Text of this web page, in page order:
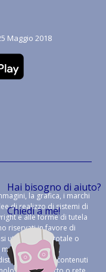
Hai bisogno di aiuto?
Chiedi a me!
Maggio 2018
la grafica, i marchi
di realizzo di sistemi di
e alle forme di tutela
riservati in favore di
utilizzazione, totale o
dei contenuti